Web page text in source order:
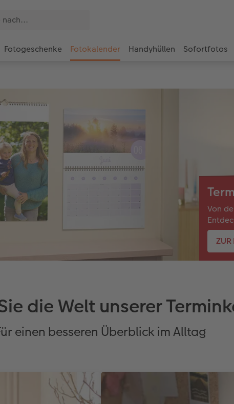
Fotogeschenke Fotokalender Handyhüllen Sofortfotos
Von
ZUR
die Welt unserer
einen besseren Überblick im Alltag